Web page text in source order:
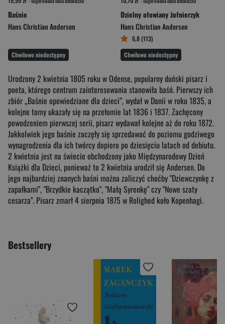
Baśnie
Hans Christian Andersen
Chwilowo niedostępny
Dzielny ołowiany żołnierzyk
Hans Christian Andersen
6,8 (113)
Chwilowo niedostępny
Urodzony 2 kwietnia 1805 roku w Odense, popularny duński pisarz i
poeta, którego centrum zainteresowania stanowiła baśń. Pierwszy ich
zbiór „Baśnie opowiedziane dla dzieci”, wydał w Danii w roku 1835, a
kolejne tomy ukazały się na przełomie lat 1836 i 1837. Zachęcony
powodzeniem pierwszej serii, pisarz wydawał kolejne aż do roku 1872.
Jakkolwiek jego baśnie zaczęły się sprzedawać do poziomu godziwego
wynagrodzenia dla ich twórcy dopiero po dziesięciu latach od debiutu.
2 kwietnia jest na świecie obchodzony jako Międzynarodowy Dzień
Książki dla Dzieci, ponieważ to 2 kwietnia urodził się Andersen. Do
jego najbardziej znanych baśni można zaliczyć choćby "Dziewczynkę z
zapałkami", "Brzydkie kaczątko", "Małą Syrenkę" czy "Nowe szaty
cesarza". Pisarz zmarł 4 sierpnia 1875 w Rolighed koło Kopenhagi.
Bestsellery